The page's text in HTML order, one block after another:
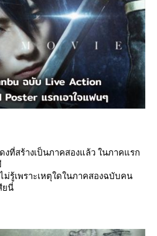
ที่สร้างเป็นภาคสองแล้ว ในภาคแรก
รู้เพราะเหตุใดในภาคสองฉบับคน
ยนี่